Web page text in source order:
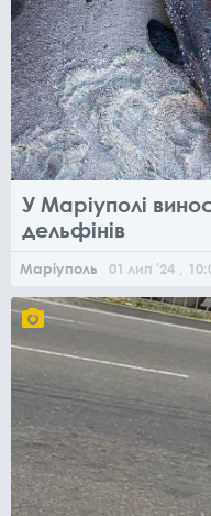
У Маріуполі
дельфінів
Маріуполь 01 лип '24 ,